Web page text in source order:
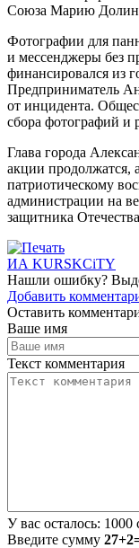
Союза Марию
Фотографии для
и мессенджеры без
финансировался из
Предприниматель
от инцидента.
сбора фотографий и
Глава города
акции продолжатся,
патриотическому
администрации на
защитника
ИА KURSKCiTY
Нашли ошибку?
Добавить
Оставить
Ваше имя
Текст комментария
У вас осталось: 1000
Введите сумму